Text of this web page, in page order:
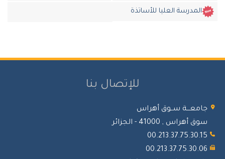
المدرسة العليا للأساتذة
للإتصال بنا
جامعـــة ســوق أهراس
سوق أهراس , 41000 - الجزائر
00.213.37.75.30.15
00.213.37.75.30.06